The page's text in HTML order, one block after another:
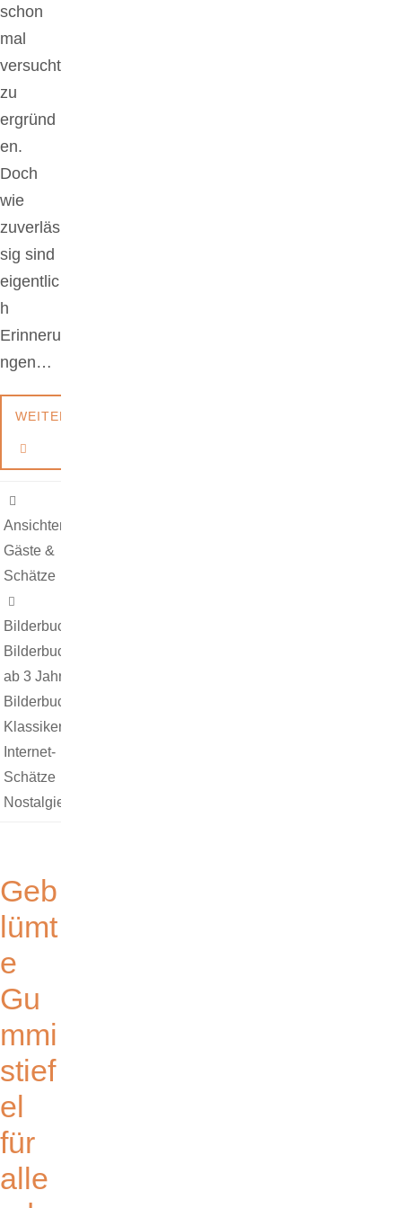
schon
mal
versucht
zu
ergründ
en.
Doch
wie
zuverläs
sig sind
eigentlic
h
Erinneru
ngen…
WEITERLESEN
Ansichten
Gäste &
Schätze
Bilderbuch
Bilderbuch
ab 3 Jahre
Bilderbuch-
Klassiker
Internet-
Schätze
Nostalgie
Geb
lümt
e
Gu
mmi
stief
el
für
alle